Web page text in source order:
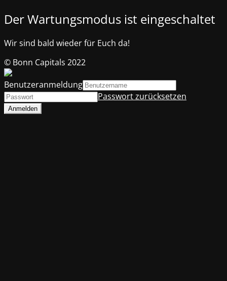
Der Wartungsmodus ist eingeschaltet
Wir sind bald wieder für Euch da!
© Bonn Capitals 2022
Benutzeranmeldung
Passwort zurücksetzen